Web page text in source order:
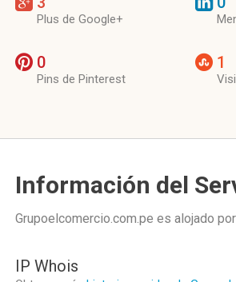
Plus de Google+
0
Pins de Pinterest
1
Información del
Grupoelcomercio.com.pe es alojado por
IP Whois